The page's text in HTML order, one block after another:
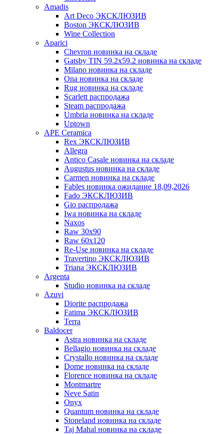
Amadis
Art Deco ЭКСКЛЮЗИВ
Boston ЭКСКЛЮЗИВ
Wine Collection
Aparici
Chevron новинка на складе
Gatsby TIN 59.2x59.2 новинка на складе
Milano новинка на складе
Ona новинка на складе
Rug новинка на складе
Scarlett распродажа
Steam распродажа
Umbria новинка на складе
Uptown
APE Ceramica
Rex ЭКСКЛЮЗИВ
Allegra
Antico Casale новинка на складе
Augustus новинка на складе
Carmen новинка на складе
Fables новинка ожидание 18,09,2026
Fado ЭКСКЛЮЗИВ
Gio распродажа
Iwa новинка на складе
Naxos
Raw 30x90
Raw 60х120
Re-Use новинка на складе
Travertino ЭКСКЛЮЗИВ
Triana ЭКСКЛЮЗИВ
Argenta
Studio новинка на складе
Azuvi
Diorite распродажа
Fatima ЭКСКЛЮЗИВ
Terra
Baldoсer
Astra новинка на складе
Bellagio новинка на складе
Crystallo новинка на складе
Dome новинка на складе
Florence новинка на складе
Montmartre
Neve Satin
Onyx
Quantum новинка на складе
Stoneland новинка на складе
Taj Mahal новинка на складе